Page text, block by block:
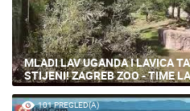
MLADI LAV UGANDA I LAVICA
STIJENI! ZAGREB ZOO - TIME
101 PREGLED(A)